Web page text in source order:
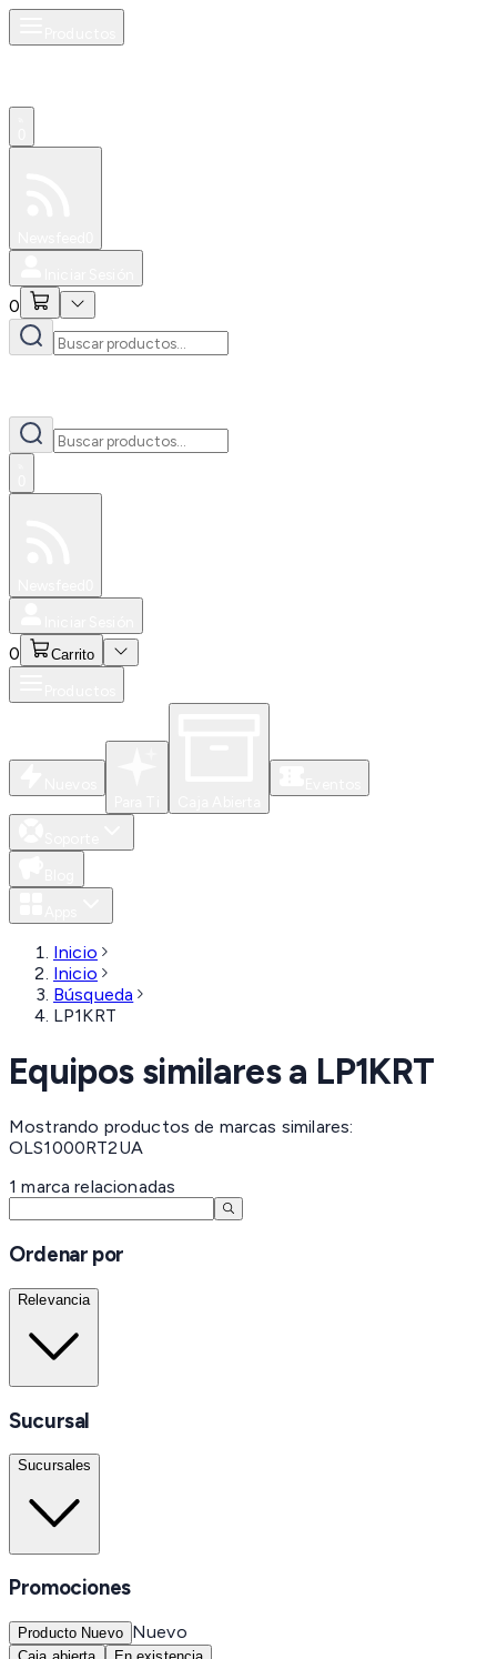
0
0 Carrito
Inicio
Inicio
Búsqueda
LP1KRT
Equipos similares a LP1KRT
Mostrando productos de marcas similares:
OLS1000RT2UA
1 marca relacionadas
Ordenar por
Relevancia
Sucursal
Sucursales
Promociones
Producto Nuevo Nuevo